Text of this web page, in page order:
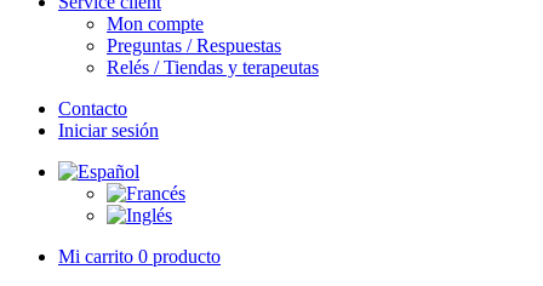
Mon compte
Preguntas / Respuestas
Relés / Tiendas y terapeutas
Contacto
Iniciar sesión
Mi carrito 0 producto